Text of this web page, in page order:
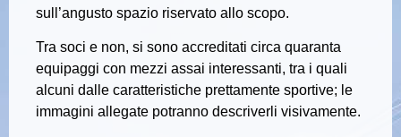
sull’angusto spazio riservato allo scopo.
Tra soci e non, si sono accreditati circa quaranta
equipaggi con mezzi assai interessanti, tra i quali
alcuni dalle caratteristiche prettamente sportive; le
immagini allegate potranno descriverli visivamente.